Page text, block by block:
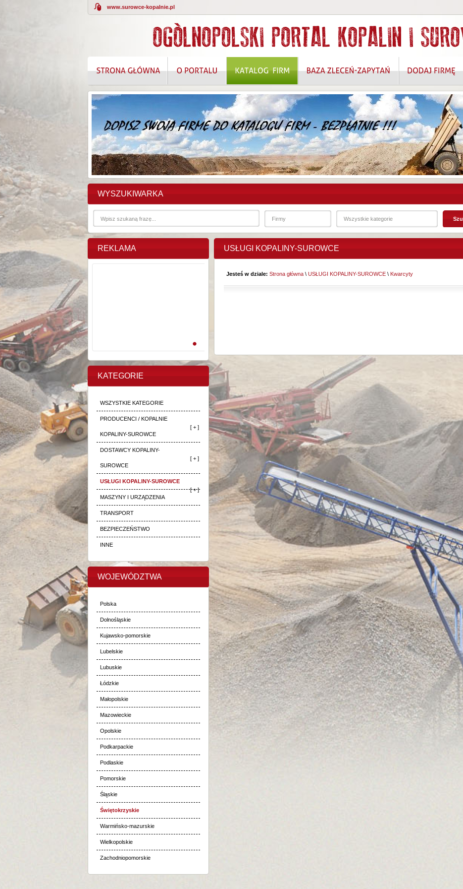
www.surowce-kopalnie.pl
KOMPLEKSOWE ROZWIĄZANIA W ZAKRESIE OCHRONY DANYCH OSOBOWYCH I BEZPIECZEŃSTWA
WYSZUKIWARKA
REKLAMA
KATEGORIE
WSZYSTKIE KATEGORIE
PRODUCENCI / KOPALNIE
KOPALINY-SUROWCE
[ + ]
DOSTAWCY KOPALINY-
SUROWCE
[ + ]
USŁUGI KOPALINY-SUROWCE
[ + ]
MASZYNY I URZĄDZENIA
TRANSPORT
BEZPIECZEŃSTWO
INNE
WOJEWÓDZTWA
Polska
Dolnośląskie
Kujawsko-pomorskie
Lubelskie
Lubuskie
Łódzkie
Małopolskie
Mazowieckie
Opolskie
Podkarpackie
Podlaskie
Pomorskie
Śląskie
Świętokrzyskie
Warmińsko-mazurskie
Wielkopolskie
Zachodniopomorskie
USŁUGI KOPALINY-SUROWCE
Jesteś w dziale: Strona główna \ USŁUGI KOPALINY-SUROWCE \ Kwarcyty